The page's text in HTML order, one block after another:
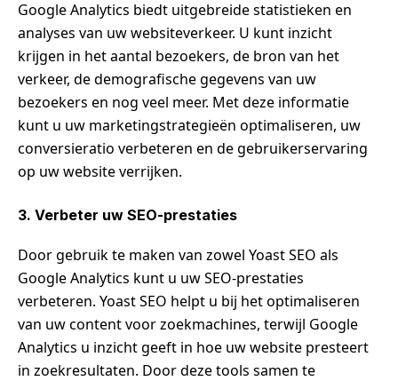
Google Analytics biedt uitgebreide statistieken en
analyses van uw websiteverkeer. U kunt inzicht
krijgen in het aantal bezoekers, de bron van het
verkeer, de demografische gegevens van uw
bezoekers en nog veel meer. Met deze informatie
kunt u uw marketingstrategieën optimaliseren, uw
conversieratio verbeteren en de gebruikerservaring
op uw website verrijken.
3. Verbeter uw SEO-prestaties
Door gebruik te maken van zowel Yoast SEO als
Google Analytics kunt u uw SEO-prestaties
verbeteren. Yoast SEO helpt u bij het optimaliseren
van uw content voor zoekmachines, terwijl Google
Analytics u inzicht geeft in hoe uw website presteert
in zoekresultaten. Door deze tools samen te